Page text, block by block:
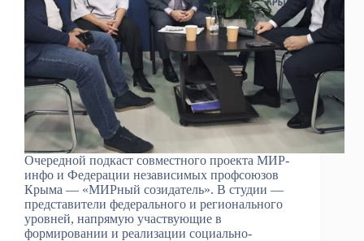
Очередной подкаст совместного проекта МИР-
инфо и Федерации независимых профсоюзов
Крыма — «МИРный созидатель». В студии —
представители федерального и регионального
уровней, напрямую участвующие в
формировании и реализации социально-